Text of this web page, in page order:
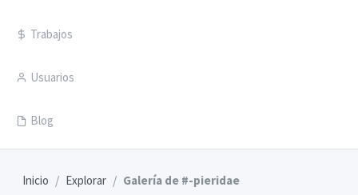
Trabajos
Usuarios
Blog
Inicio Explorar Galería de #-pieridae